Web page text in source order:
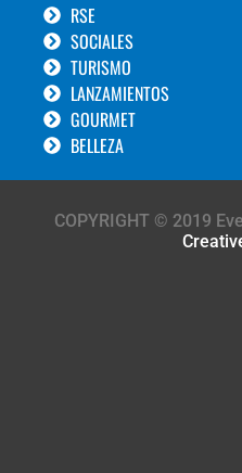
RSE
SOCIALES
TURISMO
LANZAMIENTOS
GOURMET
BELLEZA
COPYRIGHT © 2019